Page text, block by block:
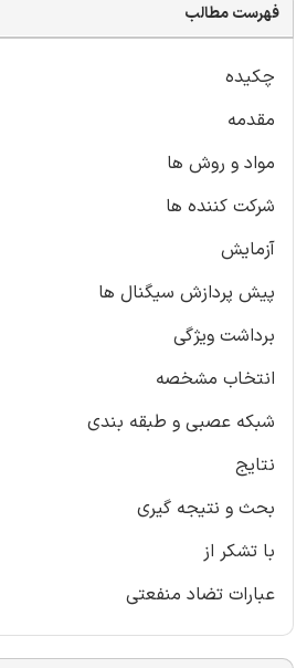
فهرست مطالب
چکیده
مقدمه
مواد و روش ها
شرکت کننده ها
آزمایش
پیش پردازش سیگنال ها
برداشت ویژگی
انتخاب مشخصه
شبکه عصبی و طبقه بندی
نتایج
بحث و نتیجه گیری
با تشکر از
عبارات تضاد منفعتی